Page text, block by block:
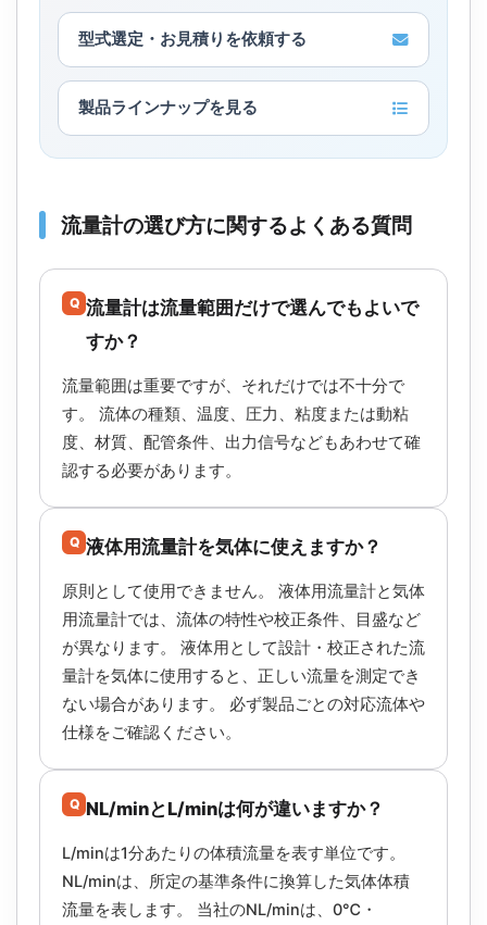
型式選定・お見積りを依頼する
製品ラインナップを見る
流量計の選び方に関するよくある質問
Q 流量計は流量範囲だけで選んでもよいで
すか？
流量範囲は重要ですが、それだけでは不十分で
す。 流体の種類、温度、圧力、粘度または動粘
度、材質、配管条件、出力信号などもあわせて確
認する必要があります。
Q 液体用流量計を気体に使えますか？
原則として使用できません。 液体用流量計と気体
用流量計では、流体の特性や校正条件、目盛など
が異なります。 液体用として設計・校正された流
量計を気体に使用すると、正しい流量を測定でき
ない場合があります。 必ず製品ごとの対応流体や
仕様をご確認ください。
Q NL/minとL/minは何が違いますか？
L/minは1分あたりの体積流量を表す単位です。
NL/minは、所定の基準条件に換算した気体体積
流量を表します。 当社のNL/minは、0℃・